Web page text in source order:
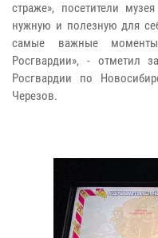
страже», посетители
нужную и полезную для
самые важные
Росгвардии», - отметил
Росгвардии по
Черезов.